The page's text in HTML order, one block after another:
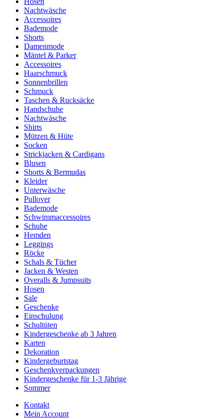
Nachtwäsche
Accessoires
Bademode
Shorts
Damenmode
Mäntel & Parker
Accessoires
Haarschmuck
Sonnenbrillen
Schmuck
Taschen & Rucksäcke
Handschuhe
Nachtwäsche
Shirts
Mützen & Hüte
Socken
Strickjacken & Cardigans
Blusen
Shorts & Bermudas
Kleider
Unterwäsche
Pullover
Bademode
Schwimmaccessoires
Schuhe
Hemden
Leggings
Röcke
Schals & Tücher
Jacken & Westen
Overalls & Jumpsuits
Hosen
Sale
Geschenke
Einschulung
Schultüten
Kindergeschenke ab 3 Jahren
Karten
Dekoration
Kindergeburtstag
Geschenkverpackungen
Kindergeschenke für 1-3 Jährige
Sommer
Kontakt
Mein Account